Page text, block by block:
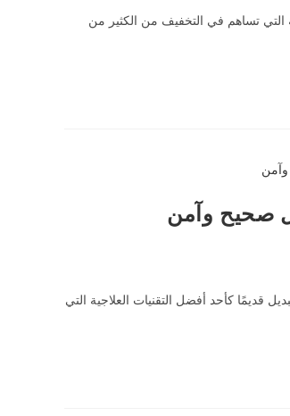
التي تساهم في التخفيف من الكثير من
صحيح وآمن
قديمًا كأحد أفضل التقنيات العلاجية التي